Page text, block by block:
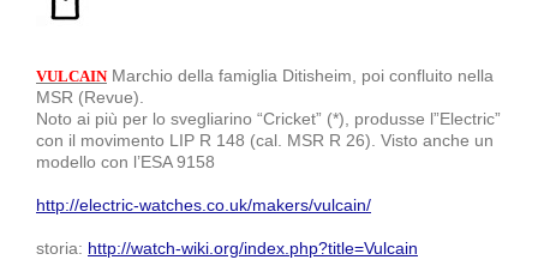
VULCAINMarchio della famiglia Ditisheim, poi confluito nella
MSR (Revue).
Noto ai più per lo svegliarino “Cricket” (*), produsse l”Electric”
con il movimento LIP R 148 (cal. MSR R 26). Visto anche un
modello con l’ESA 9158
http://electric-watches.co.uk/makers/vulcain/
storia: http://watch-wiki.org/index.php?title=Vulcain